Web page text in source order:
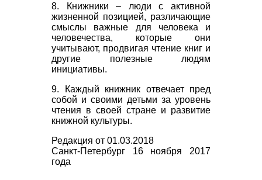
8. Книжники – люди с активной
жизненной позицией, различающие
смыслы важные для человека и
человечества, которые они
учитывают, продвигая чтение книг и
другие полезные людям
инициативы.
9. Каждый книжник отвечает пред
собой и своими детьми за уровень
чтения в своей стране и развитие
книжной культуры.
Редакция от 01.03.2018
Санкт-Петербург 16 ноября 2017
года